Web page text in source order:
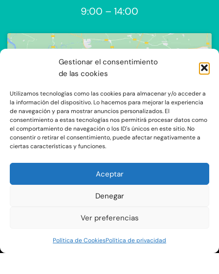
Gestionar el consentimiento
de las cookies
Utilizamos tecnologías como las cookies para almacenar y/o acceder a
la información del dispositivo. Lo hacemos para mejorar la experiencia
de navegación y para mostrar anuncios personalizados. El
consentimiento a estas tecnologías nos permitirá procesar datos como
el comportamiento de navegación o los ID's únicos en este sitio. No
consentir o retirar el consentimiento, puede afectar negativamente a
ciertas características y funciones.
Aceptar
Denegar
Ver preferencias
Política de CookiesPolítica de privacidad
9:00 – 14:00
Haz clic para aceptar cookies de
marketing y permitir este contenido
C/Ocaña 205, local 3 y 4 C.P: 28047 - Madrid
Cookies|Mapa Web